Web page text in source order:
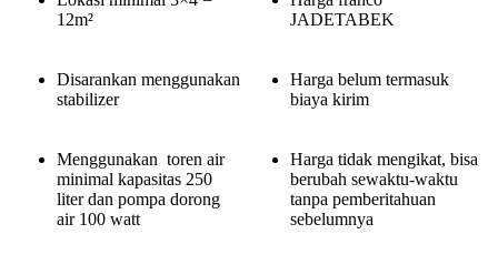
12m²
JADETABEK
Disarankan menggunakan
stabilizer
Harga belum termasuk
biaya kirim
Menggunakan toren air
minimal kapasitas 250
liter dan pompa dorong
air 100 watt
Harga tidak mengikat, bisa
berubah sewaktu-waktu
tanpa pemberitahuan
sebelumnya